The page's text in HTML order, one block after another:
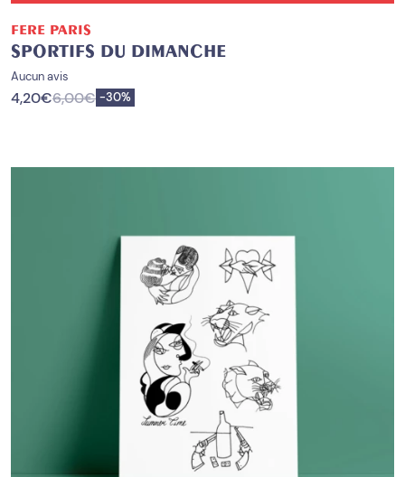
FERE PARIS
SPORTIFS DU DIMANCHE
Aucun avis
4,20€6,00€ Enregistrer
-30%